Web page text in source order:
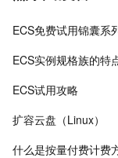
ECS免费试用锦囊系
ECS实例规格族的特
ECS试用攻略
扩容云盘（Linux）
什么是按量付费计费